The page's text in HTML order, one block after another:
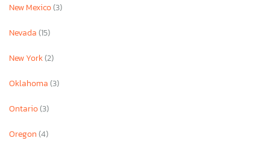
New Mexico(3)
Nevada(15)
New York(2)
Oklahoma(3)
Ontario(3)
Oregon(4)